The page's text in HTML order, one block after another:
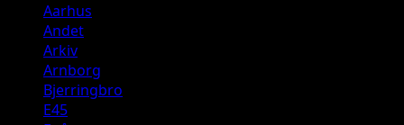
about
Politiaktion
Skud
mod
Aarhus
Andet
Arkiv
Arnborg
Bjerringbro
E45